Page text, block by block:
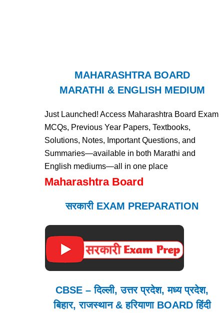
MAHARASHTRA BOARD
MARATHI & ENGLISH MEDIUM
Just Launched! Access Maharashtra Board Exam
MCQs, Previous Year Papers, Textbooks,
Solutions, Notes, Important Questions, and
Summaries—available in both Marathi and
English mediums—all in one place
Maharashtra Board
सरकारी EXAM PREPARATION
CBSE – दिल्ली, उत्तर प्रदेश, मध्य प्रदेश,
बिहार, राजस्थान & हरियाणा BOARD हिंदी